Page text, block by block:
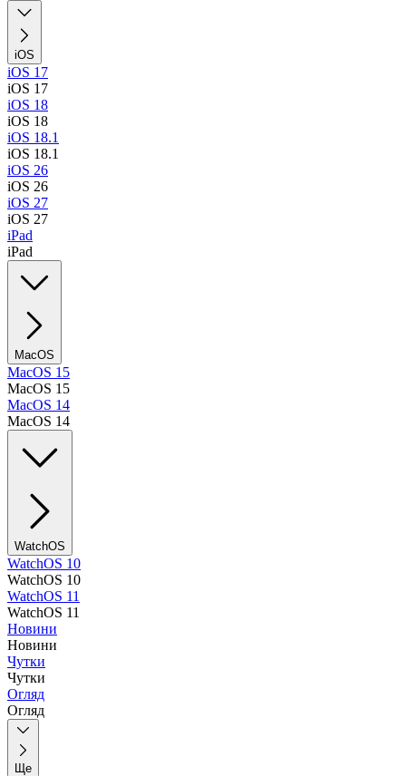
iOS
iOS 17
iOS 17
iOS 18
iOS 18
iOS 18.1
iOS 18.1
iOS 26
iOS 26
iOS 27
iOS 27
iPad
iPad
MacOS
MacOS 15
MacOS 15
MacOS 14
MacOS 14
WatchOS
WatchOS 10
WatchOS 10
WatchOS 11
WatchOS 11
Новини
Новини
Чутки
Чутки
Огляд
Огляд
Ще